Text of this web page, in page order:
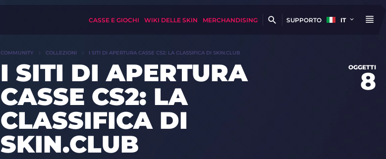
CASSE E GIOCHI WIKI DELLE SKIN MERCHANDISING SUPPORTO IT
COMMUNITY COLLEZIONI I SITI DI APERTURA CASSE CS2: LA CLASSIFICA DI SKIN.CLUB
I SITI DI APERTURA
CASSE CS2: LA
CLASSIFICA DI
SKIN.CLUB
OGGETTI
8